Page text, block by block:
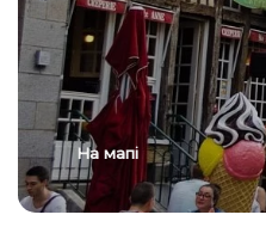
На мапі